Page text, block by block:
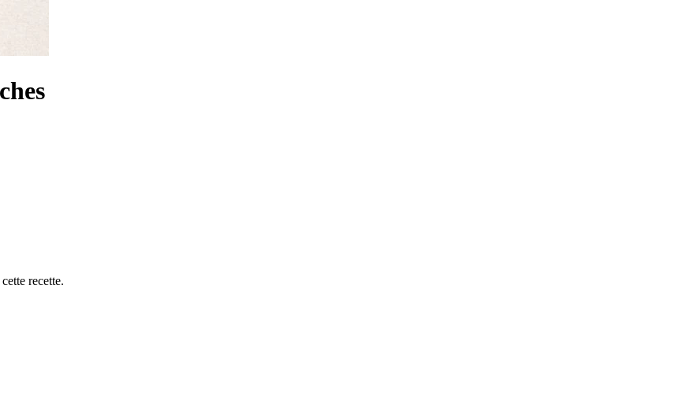
recette.